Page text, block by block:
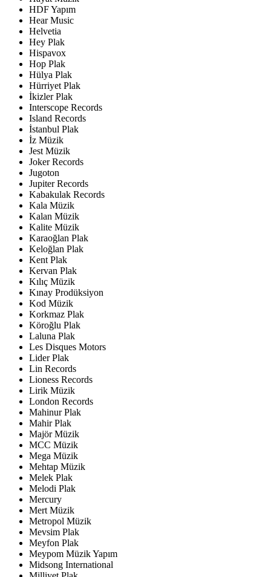
HDF Yapım
Hear Music
Helvetia
Hey Plak
Hispavox
Hop Plak
Hülya Plak
Hürriyet Plak
İkizler Plak
Interscope Records
Island Records
İstanbul Plak
İz Müzik
Jest Müzik
Joker Records
Jugoton
Jupiter Records
Kabakulak Records
Kala Müzik
Kalan Müzik
Kalite Müzik
Karaoğlan Plak
Keloğlan Plak
Kent Plak
Kervan Plak
Kılıç Müzik
Kınay Prodüksiyon
Kod Müzik
Korkmaz Plak
Köroğlu Plak
Laluna Plak
Les Disques Motors
Lider Plak
Lin Records
Lioness Records
Lirik Müzik
London Records
Mahinur Plak
Mahir Plak
Majör Müzik
MCC Müzik
Mega Müzik
Mehtap Müzik
Melek Plak
Melodi Plak
Mercury
Mert Müzik
Metropol Müzik
Mevsim Plak
Meyfon Plak
Meypom Müzik Yapım
Midsong International